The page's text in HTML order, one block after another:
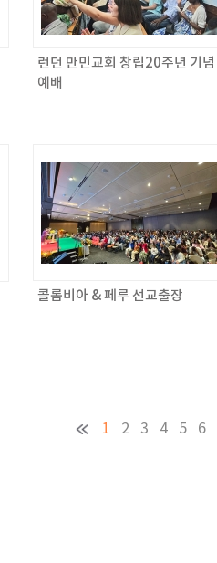
런던 만민교회 창립20주년 기념
예배
콜롬비아 & 페루 선교출장
1 2 3 4 5 6